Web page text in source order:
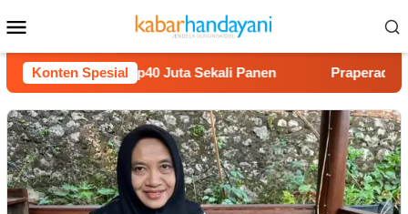
ke
kontenMobile
Konten Spesial
Untung Rp40 Juta Sekali Panen Praperadilan